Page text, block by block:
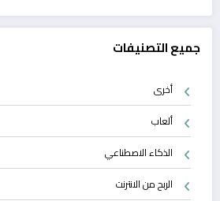
جميع التصنيفات
أخرى
ألعاب
الذكاء الاصطناعي
الربح من الانترنت